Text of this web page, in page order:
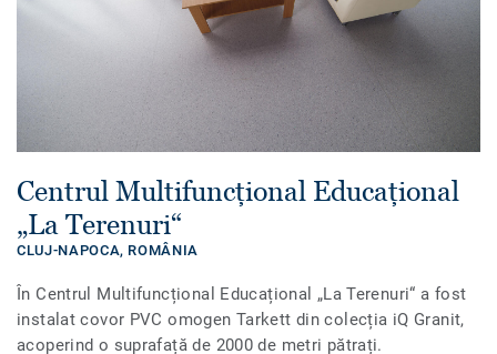
Centrul Multifuncțional Educațional
„La Terenuri“
CLUJ-NAPOCA, ROMÂNIA
În Centrul Multifuncțional Educațional „La Terenuri“ a fost
instalat covor PVC omogen Tarkett din colecția iQ Granit,
acoperind o suprafață de 2000 de metri pătrați.